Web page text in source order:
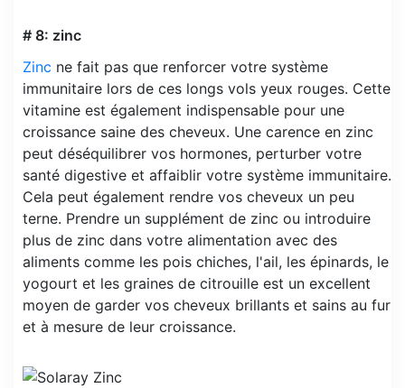
# 8: zinc
Zinc ne fait pas que renforcer votre système
immunitaire lors de ces longs vols yeux rouges. Cette
vitamine est également indispensable pour une
croissance saine des cheveux. Une carence en zinc
peut déséquilibrer vos hormones, perturber votre
santé digestive et affaiblir votre système immunitaire.
Cela peut également rendre vos cheveux un peu
terne. Prendre un supplément de zinc ou introduire
plus de zinc dans votre alimentation avec des
aliments comme les pois chiches, l'ail, les épinards, le
yogourt et les graines de citrouille est un excellent
moyen de garder vos cheveux brillants et sains au fur
et à mesure de leur croissance.